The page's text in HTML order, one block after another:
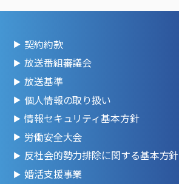
契約約款
放送番組審議会
放送基準
個人情報の取り扱い
情報セキュリティ基本方針
労働安全大会
反社会的勢力排除に関する基本方針
婚活支援事業